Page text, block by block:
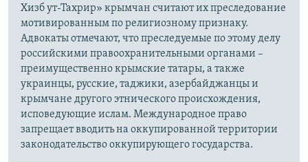
Хизб ут-Тахрир» крымчан считают их преследование
мотивированным по религиозному признаку.
Адвокаты отмечают, что преследуемые по этому делу
российскими правоохранительными органами –
преимущественно крымские татары, а также
украинцы, русские, таджики, азербайджанцы и
крымчане другого этнического происхождения,
исповедующие ислам. Международное право
запрещает вводить на оккупированной территории
законодательство оккупирующего государства.